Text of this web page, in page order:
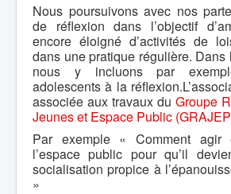
Nous poursuivons avec nos
de réflexion dans l’objectif
encore éloigné d’activités de
dans une pratique régulière. Dans
nous y incluons par
adolescents à la
associée aux travaux du Groupe
Jeunes et Espace Public
Par exemple « Comment agir
l’espace public pour qu’il
socialisation propice à
»